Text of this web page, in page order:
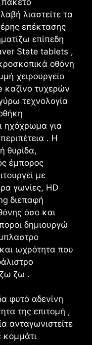
λιαστείτε τα
επέκτασης
επίπεδη
State tablets ,
οθόνη
χειρουργείο
καζίνο τυχερών
τεχνολογία
ηχόχρωμα για
. Η
θυρίδα,
έμπορος
με
γωνίες, HD
διεπαφή
όσο και
δημιουργώ
ωχρότητα που
ζω .
φυτό αδενίνη
της επιτομή ,
ανταγωνιστείτε
κομμάτι